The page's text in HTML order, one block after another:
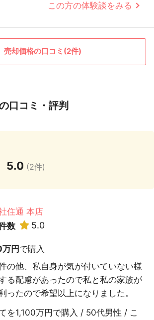
この方の体験談をみる
売却価格の口コミ(2件)
口コミ・評判
5.0 (2件)
住通 本店
数
5.0
万円で購入
の他、私自身が気が付いていない様
る配慮があったので私と私の家族が
ったので希望以上になりました。
を1,100万円で購入 / 50代男性 / こ